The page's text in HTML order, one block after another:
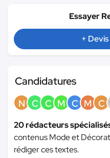
Essayer
+
Candidatures
N C C M C M C
20 rédacteurs
contenus Mode et
rédiger ces textes.